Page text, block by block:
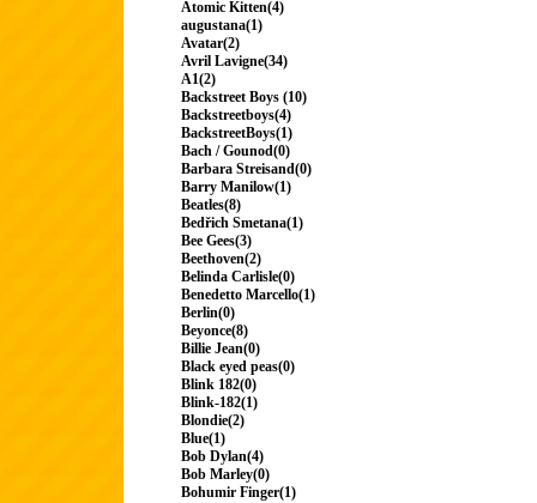
Atomic Kitten(4)
augustana(1)
Avatar(2)
Avril Lavigne(34)
A1(2)
Backstreet Boys (10)
Backstreetboys(4)
BackstreetBoys(1)
Bach / Gounod(0)
Barbara Streisand(0)
Barry Manilow(1)
Beatles(8)
Bedřich Smetana(1)
Bee Gees(3)
Beethoven(2)
Belinda Carlisle(0)
Benedetto Marcello(1)
Berlin(0)
Beyonce(8)
Billie Jean(0)
Black eyed peas(0)
Blink 182(0)
Blink-182(1)
Blondie(2)
Blue(1)
Bob Dylan(4)
Bob Marley(0)
Bohumir Finger(1)